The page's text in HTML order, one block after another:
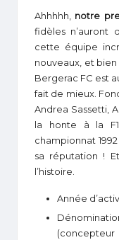
Ahhhhh, notre
fidèles n’auront
cette équipe
nouveaux, et
Bergerac FC est
fait de mieux.
Andrea Sassetti,
la honte à la
championnat
sa réputation !
l’histoire.
Année